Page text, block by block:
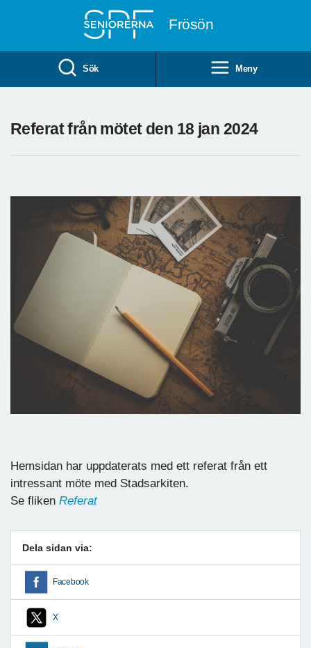
Frösön
Sök Meny
Referat från mötet den 18 jan 2024
Hemsidan har uppdaterats med ett referat från ett
intressant möte med Stadsarkiten.
Se fliken Referat
Dela sidan via:
Facebook
X